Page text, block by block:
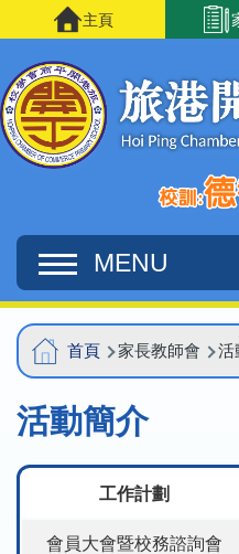
移至主內容
主頁
MENU
Main
navigation
導
航
連
結
首頁 家長教師會 活
活動簡介
工作計劃
會員大會暨校務諮詢會